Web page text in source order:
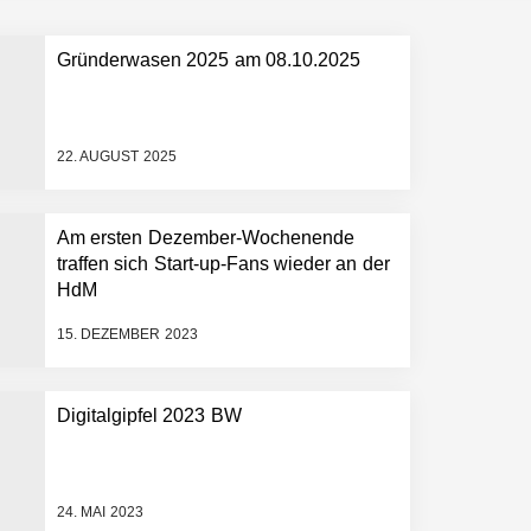
Gründerwasen 2025 am 08.10.2025
22. AUGUST 2025
Am ersten Dezember-Wochenende
traffen sich Start-up-Fans wieder an der
HdM
15. DEZEMBER 2023
Digitalgipfel 2023 BW
24. MAI 2023
Entwicklungsprozesse